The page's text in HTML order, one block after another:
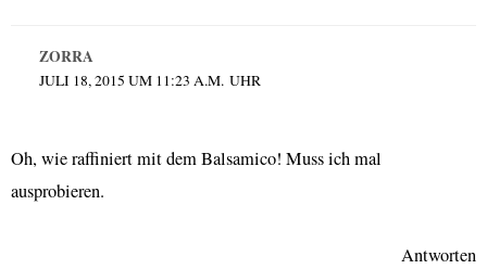
ZORRA
JULI 18, 2015 UM 11:23 A.M. UHR
Oh, wie raffiniert mit dem Balsamico! Muss ich mal
ausprobieren.
Antworten